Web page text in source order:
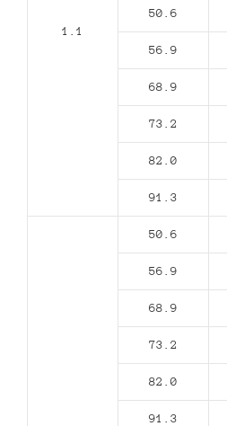
1.1
50.6
56.9
68.9
73.2
82.0
91.3
50.6
56.9
68.9
73.2
82.0
91.3